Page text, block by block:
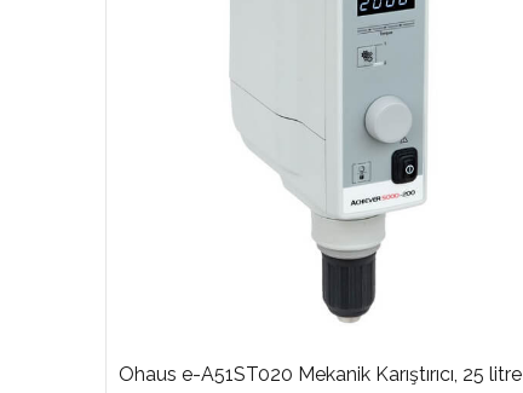
Ohaus e-A51ST020 Mekanik Karıştırıcı, 25 litre